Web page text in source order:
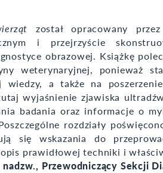
został opracowany
i przejrzyście
obrazowej. Książkę
weterynaryjnej, ponieważ
wiedzy, a także na
wyjaśnienie zjawiska
badania oraz informacje o
rozdziały
się wskazania do
prawidłowej techniki i
Przewodniczący Sekcji